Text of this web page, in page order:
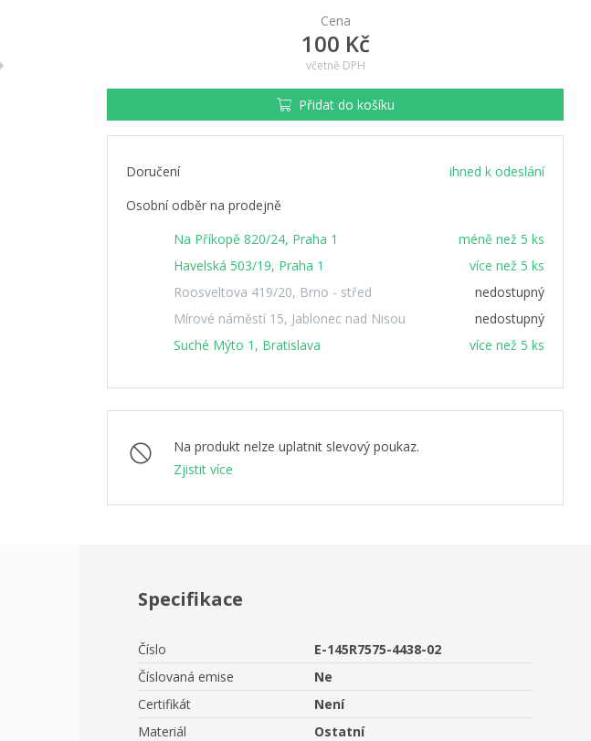
Cena
100 Kč
včetně DPH
Přidat do košíku
Doručení
ihned k odeslání
Osobní odběr na prodejně
Na Příkopě 820/24, Praha 1
méně než 5 ks
Havelská 503/19, Praha 1
více než 5 ks
Roosveltova 419/20, Brno - střed
nedostupný
Mírové náměstí 15, Jablonec nad Nisou
nedostupný
Suché Mýto 1, Bratislava
více než 5 ks
Na produkt nelze uplatnit slevový poukaz.
Zjistit více
Specifikace
Číslo
E-145R7575-4438-02
Číslovaná emise
Ne
Certifikát
Není
Materiál
Ostatní